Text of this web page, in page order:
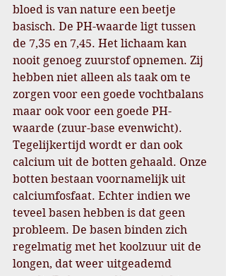
bloed is van nature een beetje
basisch. De PH-waarde ligt tussen
de 7,35 en 7,45. Het lichaam kan
nooit genoeg zuurstof opnemen. Zij
hebben niet alleen als taak om te
zorgen voor een goede vochtbalans
maar ook voor een goede PH-
waarde (zuur-base evenwicht).
Tegelijkertijd wordt er dan ook
calcium uit de botten gehaald. Onze
botten bestaan voornamelijk uit
calciumfosfaat. Echter indien we
teveel basen hebben is dat geen
probleem. De basen binden zich
regelmatig met het koolzuur uit de
longen, dat weer uitgeademd